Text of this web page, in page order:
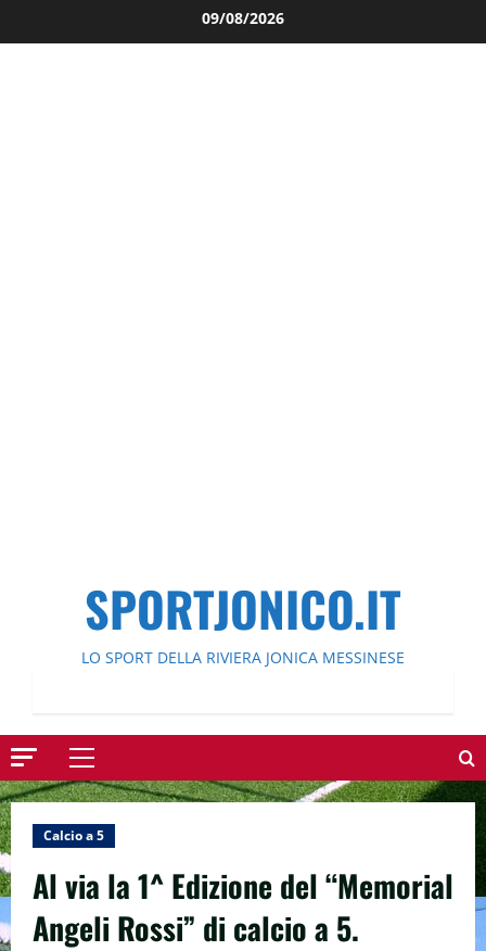
al
09/08/2026
SPORTJONICO.IT
LO SPORT DELLA RIVIERA JONICA MESSINESE
Menu
principale
Calcio a 5
Al via la 1^ Edizione del “Memorial
Angeli Rossi” di calcio a 5.